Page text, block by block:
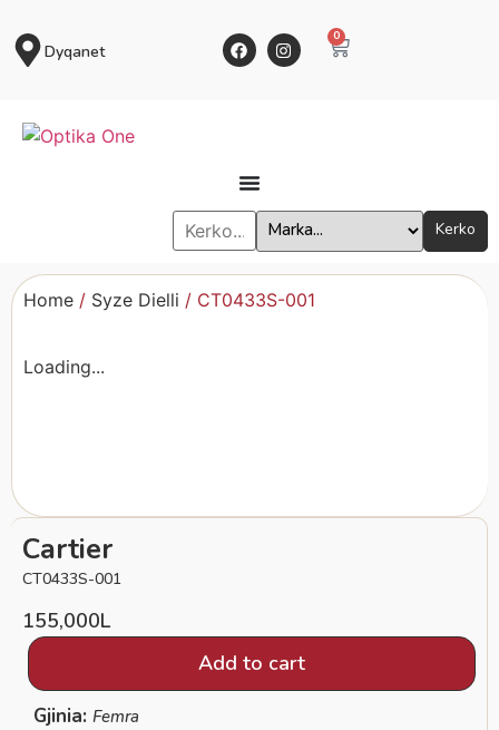
Dyqanet
0
Kerko
Home / Syze Dielli / CT0433S-001
Loading...
Cartier
CT0433S-001
155,000L
Add to cart
Gjinia: Femra